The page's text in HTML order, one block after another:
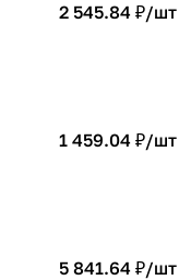
2 545.84 ₽/шт
1 459.04 ₽/шт
5 841.64 ₽/шт